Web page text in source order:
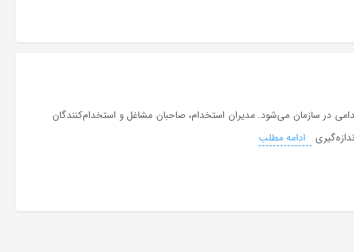
در سازمان می‌شود. مدیران استخدام، صاحبان مشاغل و استخدام‌کنندگان
ادامه مطلب